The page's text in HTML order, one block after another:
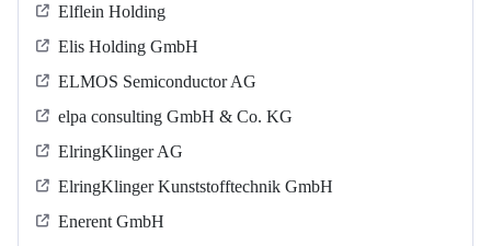
Elflein Holding
Elis Holding GmbH
ELMOS Semiconductor AG
elpa consulting GmbH & Co. KG
ElringKlinger AG
ElringKlinger Kunststofftechnik GmbH
Enerent GmbH